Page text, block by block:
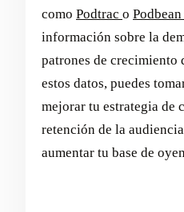
como Podtrac o Podbean
información sobre la
patrones de crecimiento
estos datos, puedes
mejorar tu estrategia de
retención de la
aumentar tu base de